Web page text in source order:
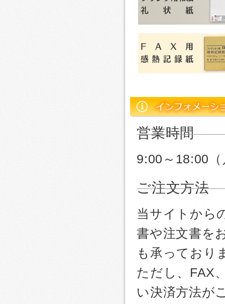
営業時間
9:00～18:00
ご注文方法
当サイトから
書や注文書を
も承っており
ただし、FAX
い決済方法が